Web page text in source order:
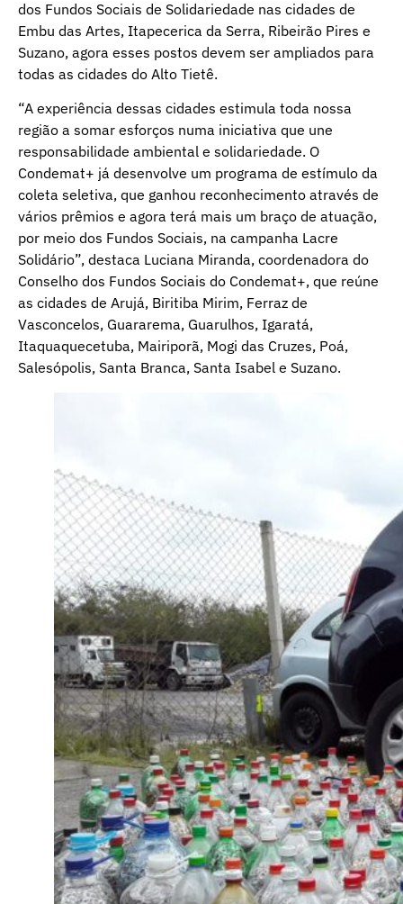
dos Fundos Sociais de Solidariedade nas cidades de
Embu das Artes, Itapecerica da Serra, Ribeirão Pires e
Suzano, agora esses postos devem ser ampliados para
todas as cidades do Alto Tietê.
“A experiência dessas cidades estimula toda nossa
região a somar esforços numa iniciativa que une
responsabilidade ambiental e solidariedade. O
Condemat+ já desenvolve um programa de estímulo da
coleta seletiva, que ganhou reconhecimento através de
vários prêmios e agora terá mais um braço de atuação,
por meio dos Fundos Sociais, na campanha Lacre
Solidário”, destaca Luciana Miranda, coordenadora do
Conselho dos Fundos Sociais do Condemat+, que reúne
as cidades de Arujá, Biritiba Mirim, Ferraz de
Vasconcelos, Guararema, Guarulhos, Igaratá,
Itaquaquecetuba, Mairiporã, Mogi das Cruzes, Poá,
Salesópolis, Santa Branca, Santa Isabel e Suzano.